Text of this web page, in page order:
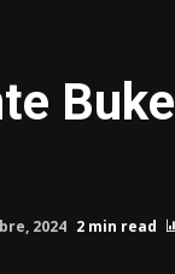
2024 2 min read